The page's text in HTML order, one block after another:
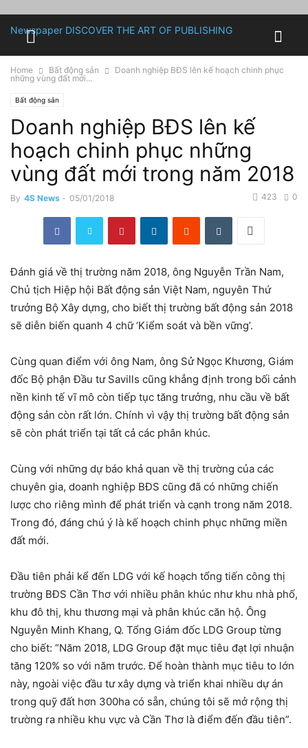
Newspaper DISCOVER THE ART OF PUBLISHING
Home Bất động sản
Doanh nghiệp BĐS lên kế hoạch chinh phục
những vùng đất mới...
Bất động sản
Doanh nghiệp BĐS lên kế
hoạch chinh phục những
vùng đất mới trong năm 2018
By 4S News - 05/01/2018 0
423
Đánh giá về thị trường năm 2018, ông Nguyễn Trần Nam,
Chủ tịch Hiệp hội Bất động sản Việt Nam, nguyên Thứ
trưởng Bộ Xây dựng, cho biết thị trường bất động sản 2018
sẽ diễn biến quanh 4 chữ ‘Kiểm soát và bền vững’.
Cùng quan điểm với ông Nam, ông Sử Ngọc Khương, Giám
đốc Bộ phận Đầu tư Savills cũng khẳng định trong bối cảnh
nền kinh tế vĩ mô còn tiếp tục tăng trưởng, nhu cầu về bất
động sản còn rất lớn. Chính vì vậy thị trường bất động sản
sẽ còn phát triển tại tất cả các phân khúc.
Cùng với những dự báo khả quan về thị trường của các
chuyên gia, doanh nghiệp BĐS cũng đã có những chiến
lược cho riêng mình để phát triển và cạnh trong năm 2018.
Trong đó, đáng chú ý là kế hoạch chinh phục những miền
đất mới.
Đầu tiên phải kể đến LDG với kế hoạch tổng tiến công thị
trường BĐS Cần Thơ với nhiều phân khúc như khu nhà phố,
khu đô thị, khu thương mại và phân khúc căn hộ. Ông
Nguyễn Minh Khang, Q. Tổng Giám đốc LDG Group từng
cho biết: “Năm 2018, LDG Group đặt mục tiêu đạt lợi nhuận
tăng 120% so với năm trước. Để hoàn thành mục tiêu to lớn
này, ngoài việc đầu tư xây dựng và triển khai nhiều dự án
trong quỹ đất hơn 300ha có sẵn, chúng tôi sẽ mở rộng thị
trường ra nhiều khu vực và Cần Thơ là điểm đến đầu tiên”.